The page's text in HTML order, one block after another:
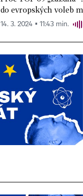
do evropských voleb
14. 3. 2024 ▪ 11:43 min.